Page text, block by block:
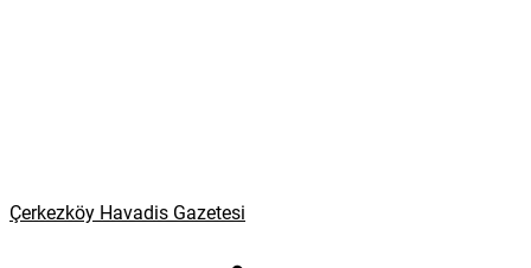
Çerkezköy Havadis Gazetesi